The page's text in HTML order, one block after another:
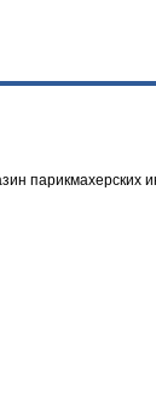
парикмахерских